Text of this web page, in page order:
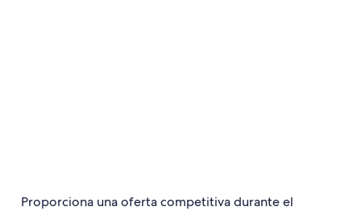
Proporciona una oferta competitiva durante el